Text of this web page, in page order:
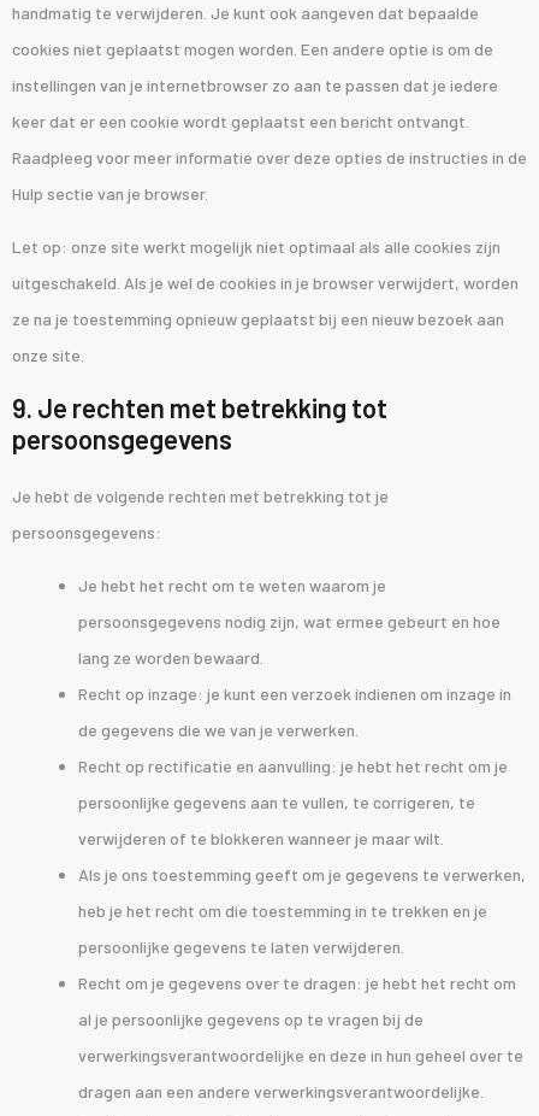
handmatig te verwijderen. Je kunt ook aangeven dat bepaalde
cookies niet geplaatst mogen worden. Een andere optie is om de
instellingen van je internetbrowser zo aan te passen dat je iedere
keer dat er een cookie wordt geplaatst een bericht ontvangt.
Raadpleeg voor meer informatie over deze opties de instructies in de
Hulp sectie van je browser.
Let op: onze site werkt mogelijk niet optimaal als alle cookies zijn
uitgeschakeld. Als je wel de cookies in je browser verwijdert, worden
ze na je toestemming opnieuw geplaatst bij een nieuw bezoek aan
onze site.
9. Je rechten met betrekking tot
persoonsgegevens
Je hebt de volgende rechten met betrekking tot je
persoonsgegevens:
Je hebt het recht om te weten waarom je
persoonsgegevens nodig zijn, wat ermee gebeurt en hoe
lang ze worden bewaard.
Recht op inzage: je kunt een verzoek indienen om inzage in
de gegevens die we van je verwerken.
Recht op rectificatie en aanvulling: je hebt het recht om je
persoonlijke gegevens aan te vullen, te corrigeren, te
verwijderen of te blokkeren wanneer je maar wilt.
Als je ons toestemming geeft om je gegevens te verwerken,
heb je het recht om die toestemming in te trekken en je
persoonlijke gegevens te laten verwijderen.
Recht om je gegevens over te dragen: je hebt het recht om
al je persoonlijke gegevens op te vragen bij de
verwerkingsverantwoordelijke en deze in hun geheel over te
dragen aan een andere verwerkingsverantwoordelijke.